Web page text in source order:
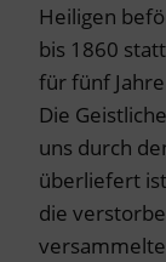
Heiligen
bis 1860
für fünf
Die
uns durch
überliefert
die